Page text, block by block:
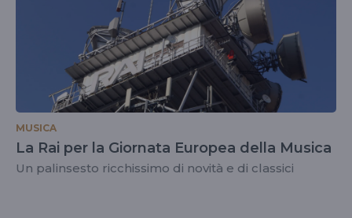
MUSICA
La Rai per la Giornata Europea della Musica
Un palinsesto ricchissimo di novità e di classici